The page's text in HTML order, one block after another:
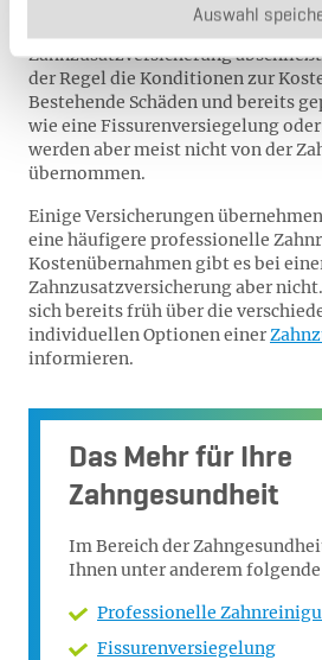
Auswahl
Allgemein gilt: Je früher man eine
Zahnzusatzversicherung
der Regel die Konditionen zur
Bestehende Schäden und bereits
wie eine Fissurenversiegelung
werden aber meist nicht von der
übernommen.
Einige Versicherungen
eine häufigere professionelle
Kostenübernahmen gibt es bei
Zahnzusatzversicherung aber
sich bereits früh über die
individuellen Optionen einer
informieren.
Das Mehr für Ihre
Zahngesundheit
Im Bereich der
Ihnen unter anderem
Professionelle
Fissurenversiegelung